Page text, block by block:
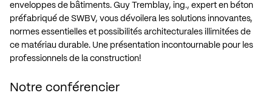
enveloppes de bâtiments. Guy Tremblay, ing., expert en béton
préfabriqué de SWBV, vous dévoilera les solutions innovantes,
normes essentielles et possibilités architecturales illimitées de
ce matériau durable. Une présentation incontournable pour les
professionnels de la construction!
Notre conférencier